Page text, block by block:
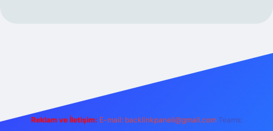
Reklam ve İletişim: E-mail: backlinkpaneli@gmail.com Teams: